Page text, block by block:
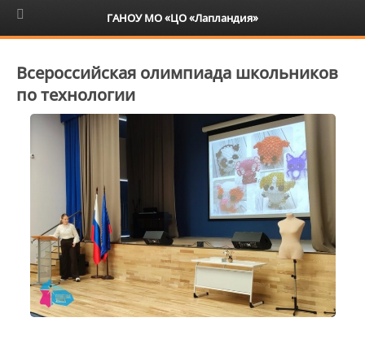
6+
Всероссийская олимпиада школьников
по технологии
ГАНОУ МО «ЦО «Лапландия»